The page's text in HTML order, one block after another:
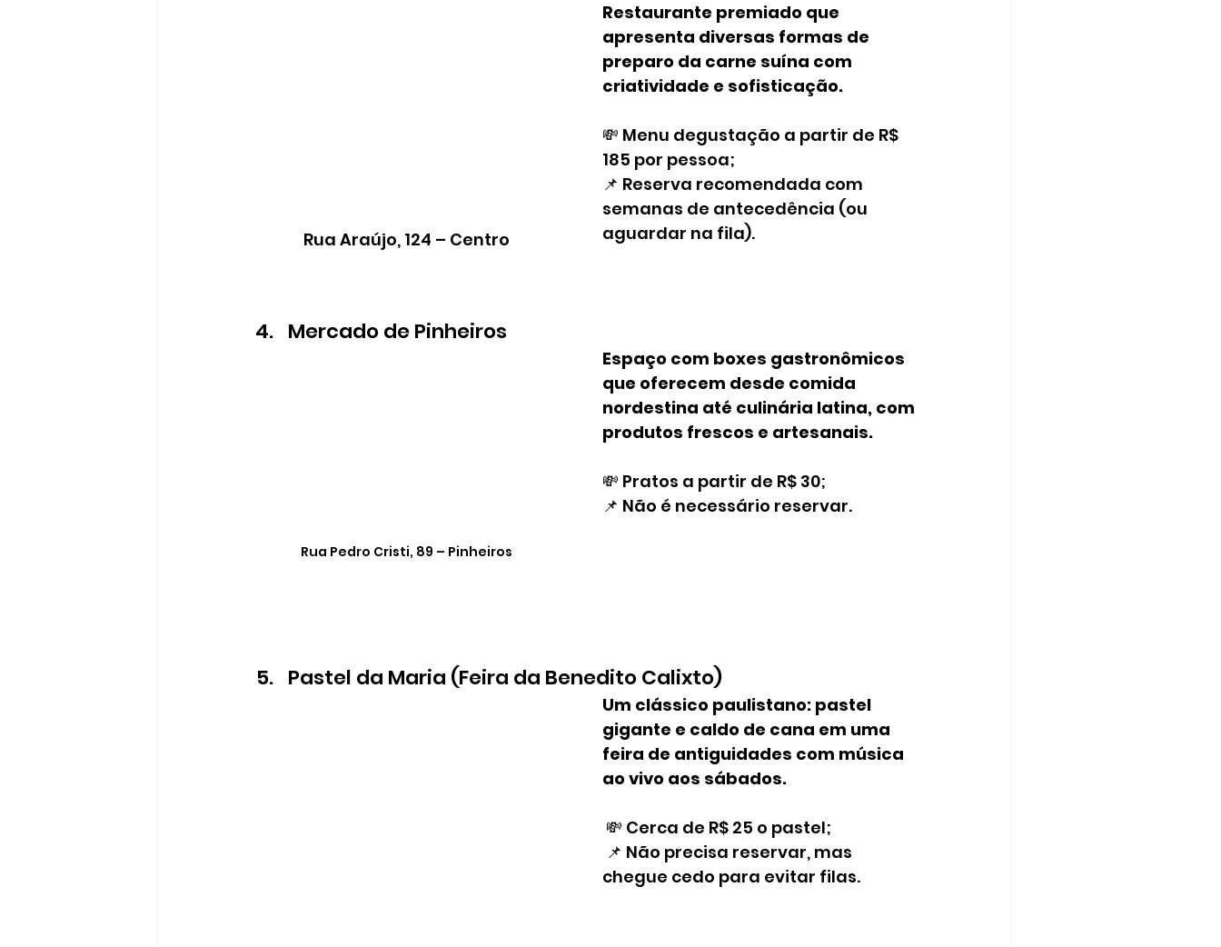
Rua Araújo, 124 – Centro
Restaurante premiado que
apresenta diversas formas de
preparo da carne suína com
criatividade e sofisticação.
💸 Menu degustação a partir de R$
185 por pessoa;
📌 Reserva recomendada com
semanas de antecedência (ou
aguardar na fila).
Mercado de Pinheiros
Rua Pedro Cristi, 89 – Pinheiros
Espaço com boxes gastronômicos
que oferecem desde comida
nordestina até culinária latina, com
produtos frescos e artesanais.
💸 Pratos a partir de R$ 30;
📌 Não é necessário reservar.
Pastel da Maria (Feira da Benedito Calixto)
Um clássico paulistano: pastel
gigante e caldo de cana em uma
feira de antiguidades com música
ao vivo aos sábados.
💸 Cerca de R$ 25 o pastel;
chegue cedo para evitar filas.